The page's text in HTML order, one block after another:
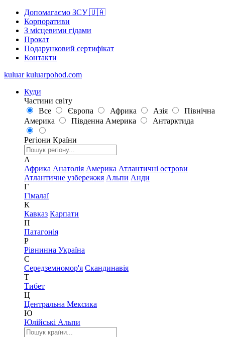
Допомагаємо ЗСУ 🇺🇦
Корпоративи
З місцевими гідами
Прокат
Подарунковий сертифікат
Контакти
kuluar kuluarpohod.com
Куди
Частини світу
Все
Європа Африка Азія
Північна
Америка
Південна Америка Антарктида
Регіони Країни
А
Африка Анатолія Америка Атлантичні острови
Атлантичне узбережжя Альпи Анди
Г
Гімалаї
К
Кавказ Карпати
П
Патагонія
Р
Рівнинна Україна
С
Середземномор'я Скандинавія
Т
Тибет
Ц
Центральна Мексика
Ю
Юлійські Альпи